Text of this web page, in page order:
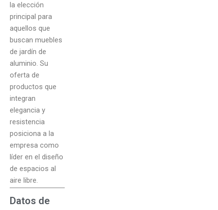
la elección
principal para
aquellos que
buscan muebles
de jardín de
aluminio. Su
oferta de
productos que
integran
elegancia y
resistencia
posiciona a la
empresa como
líder en el diseño
de espacios al
aire libre.
Datos de